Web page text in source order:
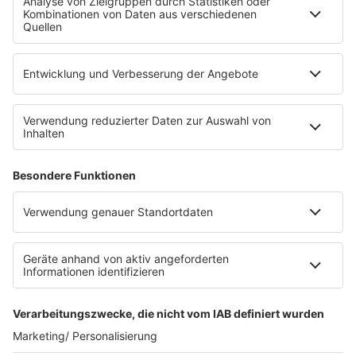
Die Uniklinik Tübingen hat ein neues Fahrradparkhaus
eröffnet. Direkt an der Medizinischen Klinik bietet es
E-Bikes über eine Photovoltaikanlage auf dem …
Impressum
Datenschutzerklärung
Datenschutzeinstellungen